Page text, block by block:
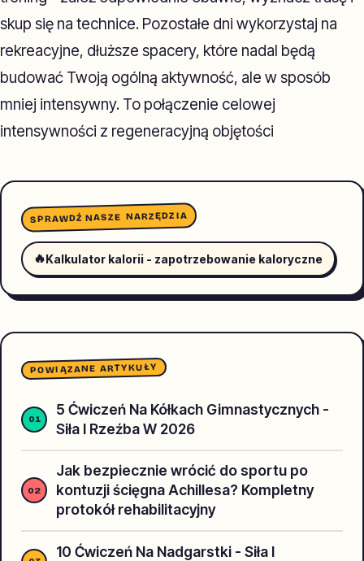
skup się na technice. Pozostałe dni wykorzystaj na
rekreacyjne, dłuższe spacery, które nadal będą
budować Twoją ogólną aktywność, ale w sposób
mniej intensywny. To połączenie celowej
intensywności z regeneracyjną objętości
SPRAWDŹ NASZE NARZĘDZIA
🔥Kalkulator kalorii - zapotrzebowanie kaloryczne
POWIĄZANE ARTYKUŁY
5 Ćwiczeń Na Kółkach Gimnastycznych -
Siła I Rzeźba W 2026
Jak bezpiecznie wrócić do sportu po
kontuzji ścięgna Achillesa? Kompletny
protokół rehabilitacyjny
10 Ćwiczeń Na Nadgarstki - Siła I